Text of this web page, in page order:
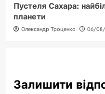
Пустеля Сахара:
планети
Олександр Троценко 06/
Залишити